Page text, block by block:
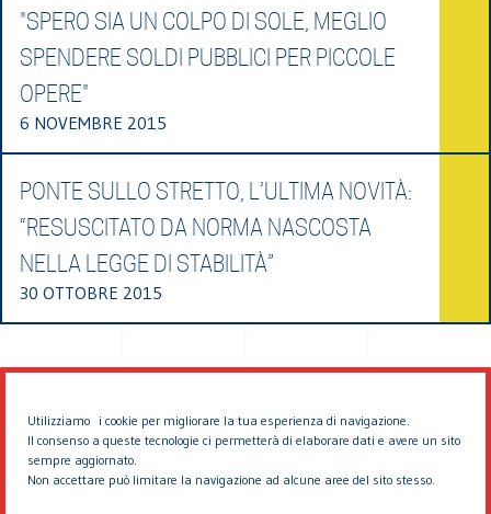
Utilizziamo i cookie per migliorare la tua esperienza di navigazione.
Il consenso a queste tecnologie ci permetterà di elaborare dati e avere un sito
sempre aggiornato.
Non accettare può limitare la navigazione ad alcune aree del sito stesso.
"SPERO SIA UN COLPO DI SOLE, MEGLIO
SPENDERE SOLDI PUBBLICI PER PICCOLE
OPERE"
6 NOVEMBRE 2015
PONTE SULLO STRETTO, L’ULTIMA NOVITÀ:
“RESUSCITATO DA NORMA NASCOSTA
NELLA LEGGE DI STABILITÀ”
30 OTTOBRE 2015